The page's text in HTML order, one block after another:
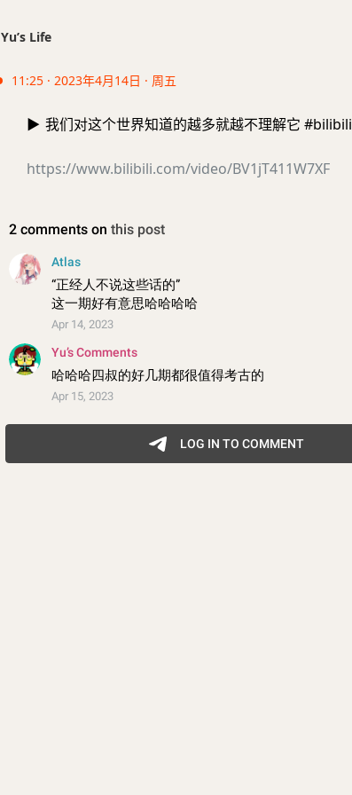
Yu’s Life
11:25 · 2023年4月14日 · 周五
▶️ 我们对这个世界知道的越多就越不理解它 #bilibili
https://www.bilibili.com/video/BV1jT411W7XF